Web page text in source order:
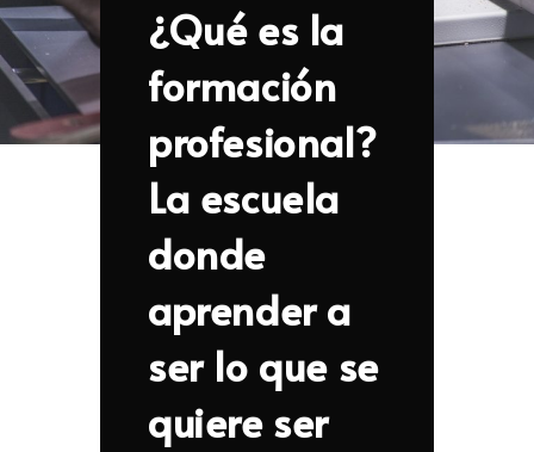
¿Qué es la
formación
profesional?
La escuela
donde
aprender a
ser lo que se
quiere ser